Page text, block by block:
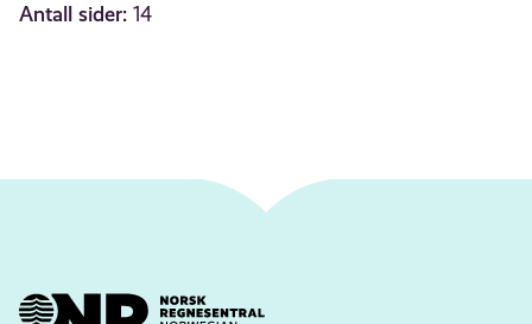
Antall sider: 14